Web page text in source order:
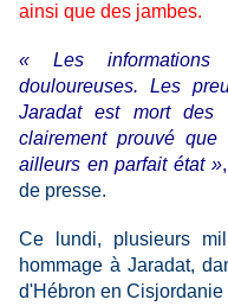
ainsi que des jambes.
« Les informations
douloureuses. Les
Jaradat est mort des
clairement prouvé
ailleurs en parfait état »,
de presse.
Ce lundi, plusieurs
hommage à Jaradat,
d'Hébron en